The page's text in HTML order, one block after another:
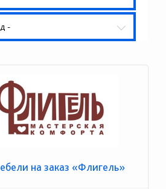
-
на заказ «Флигель»